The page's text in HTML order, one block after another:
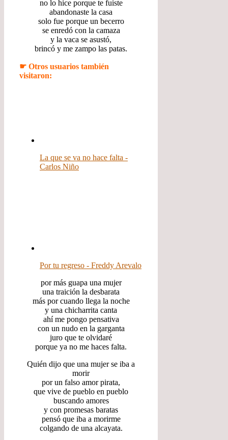
no lo hice porque te fuiste
abandonaste la casa
solo fue porque un becerro
se enredó con la camaza
y la vaca se asustó,
brincó y me zampo las patas.
☛ Otros usuarios también
visitaron:
La que se va no hace falta -
Carlos Niño
Por tu regreso - Freddy Arevalo
por más guapa una mujer
una traición la desbarata
más por cuando llega la noche
y una chicharrita canta
ahí me pongo pensativa
con un nudo en la garganta
juro que te olvidaré
porque ya no me haces falta.
Quién dijo que una mujer se iba a
morir
por un falso amor pirata,
que vive de pueblo en pueblo
buscando amores
y con promesas baratas
pensó que iba a morirme
colgando de una alcayata.